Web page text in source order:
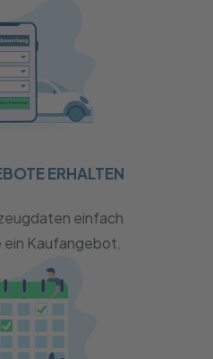
ERHALTEN
einfach
ein Kaufangebot.